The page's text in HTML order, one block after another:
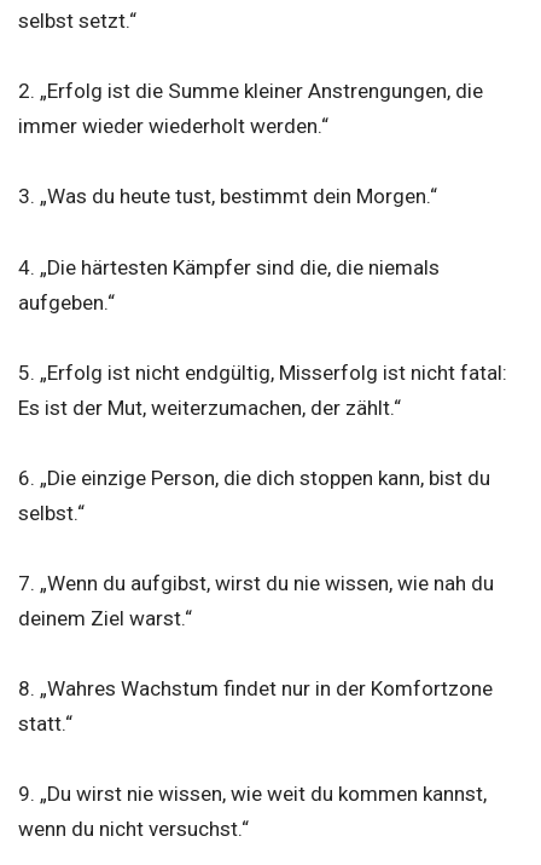
selbst setzt.“
2. „Erfolg ist die Summe kleiner Anstrengungen, die
immer wieder wiederholt werden.“
3. „Was du heute tust, bestimmt dein Morgen.“
4. „Die härtesten Kämpfer sind die, die niemals
aufgeben.“
5. „Erfolg ist nicht endgültig, Misserfolg ist nicht fatal:
Es ist der Mut, weiterzumachen, der zählt.“
6. „Die einzige Person, die dich stoppen kann, bist du
selbst.“
7. „Wenn du aufgibst, wirst du nie wissen, wie nah du
deinem Ziel warst.“
8. „Wahres Wachstum findet nur in der Komfortzone
statt.“
9. „Du wirst nie wissen, wie weit du kommen kannst,
wenn du nicht versuchst.“